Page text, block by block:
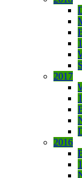
2017
2016